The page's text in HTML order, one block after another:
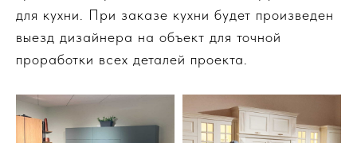
для кухни. При заказе кухни будет произведен
выезд дизайнера на объект для точной
проработки всех деталей проекта.